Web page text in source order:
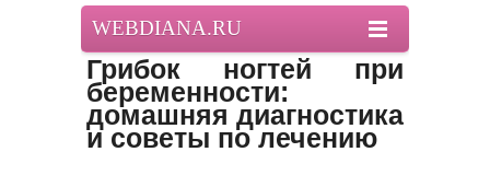
WEBDIANA.RU
Грибок ногтей при
беременности:
домашняя диагностика
и советы по лечению